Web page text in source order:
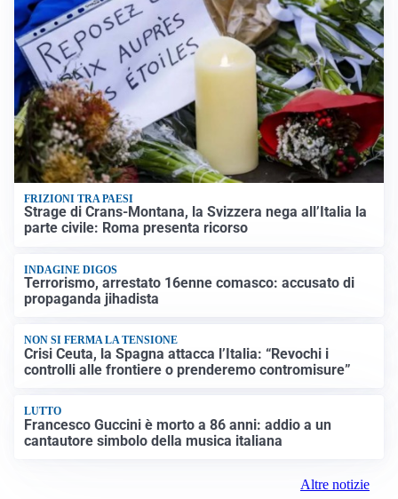
FRIZIONI TRA PAESI
Strage di Crans-Montana, la Svizzera nega all’Italia la
parte civile: Roma presenta ricorso
INDAGINE DIGOS
Terrorismo, arrestato 16enne comasco: accusato di
propaganda jihadista
NON SI FERMA LA TENSIONE
Crisi Ceuta, la Spagna attacca l’Italia: “Revochi i
controlli alle frontiere o prenderemo contromisure”
LUTTO
Francesco Guccini è morto a 86 anni: addio a un
cantautore simbolo della musica italiana
Altre notizie